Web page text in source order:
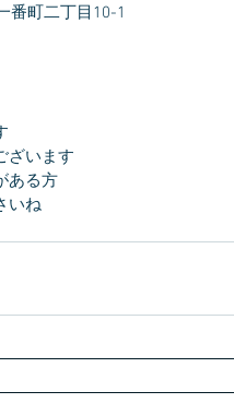
番町二丁目10-1
ざいます
ある方
いね